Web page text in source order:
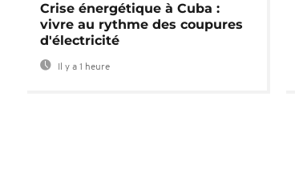
Crise énergétique à Cuba :
vivre au rythme des coupures
d'électricité
Il y a 1 heure